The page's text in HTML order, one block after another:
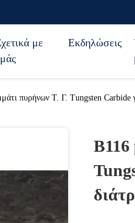
με
Εκδηλώσεις
πυρήνων Τ. Γ. Tungsten Carbide
B116